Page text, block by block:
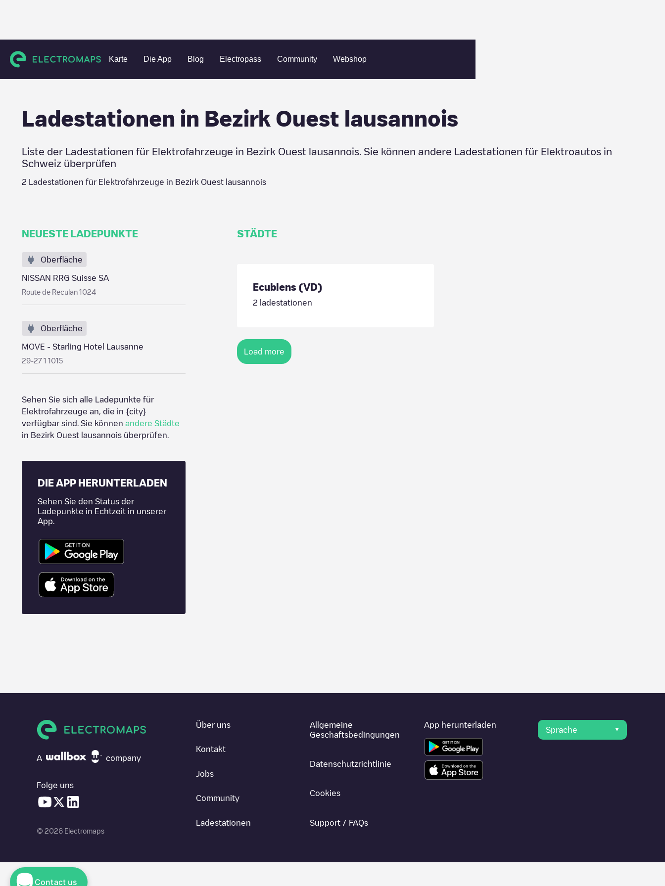
Karte Die App Blog Electropass Community Webshop
Charging stations Schweiz Bezirk Ouest lausannois
Ladestationen in Bezirk Ouest lausannois
Liste der Ladestationen für Elektrofahrzeuge in Bezirk Ouest lausannois . Sie können andere Ladestationen für Elektroautos in
Schweiz überprüfen
2 Ladestationen für Elektrofahrzeuge in Bezirk Ouest lausannois
NEUESTE LADEPUNKTE
Oberfläche
NISSAN RRG Suisse SA
Route de Reculan 1024
Oberfläche
MOVE - Starling Hotel Lausanne
29-27 1 1015
Sehen Sie sich alle Ladepunkte für
Elektrofahrzeuge an, die in {city}
verfügbar sind. Sie können andere Städte
in Bezirk Ouest lausannois überprüfen.
DIE APP HERUNTERLADEN
Sehen Sie den Status der
Ladepunkte in Echtzeit in unserer
App.
STÄDTE
Ecublens (VD)
2 ladestationen
Load more
A company
Folge uns
© 2026 Electromaps
Über uns
Kontakt
Jobs
Community
Ladestationen
Allgemeine
Geschäftsbedingungen
Datenschutzrichtlinie
Cookies
Support / FAQs
App herunterladen
Sprache
Contact us